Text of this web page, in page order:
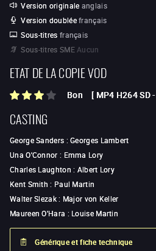
Version originale anglais
Version doublée français
Sous-titres français
Sous-titres SME Aucun
ETAT DE LA COPIE VOD
Bon [ MP4 H264 SD-
CASTING
George Sanders :Georges Lambert
Una O'Connor : Emma Lory
Charles Laughton : Albert Lory
Kent Smith : Paul Martin
Walter Slezak: Major von Keller
Maureen O'Hara : Louise Martin
Générique et fiche technique